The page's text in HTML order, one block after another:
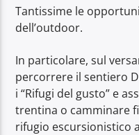
Tantissime le
dell’outdoor.
In particolare, sul
percorrere il sentiero
i “Rifugi del gusto” e
trentina o camminare
rifugio escursionistico